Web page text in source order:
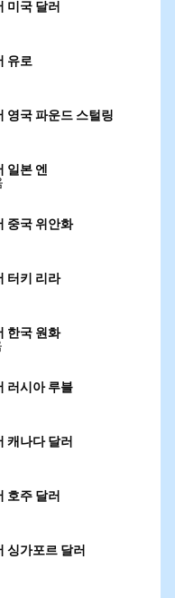
국 달러
유로
국 파운드 스털링
일본 엔
중국 위안화
터키 리라
한국 원화
러시아 루블
나다 달러
주 달러
가포르 달러